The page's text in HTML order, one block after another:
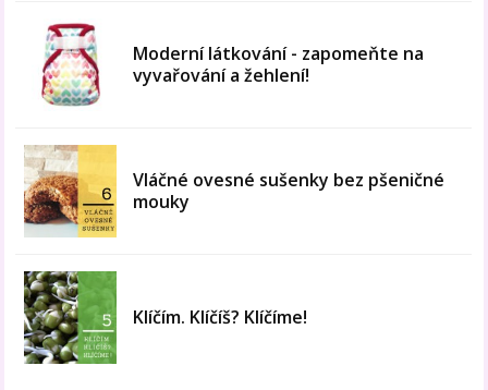
Moderní látkování - zapomeňte na
vyvařování a žehlení!
Vláčné ovesné sušenky bez pšeničné
mouky
Klíčím. Klíčíš? Klíčíme!